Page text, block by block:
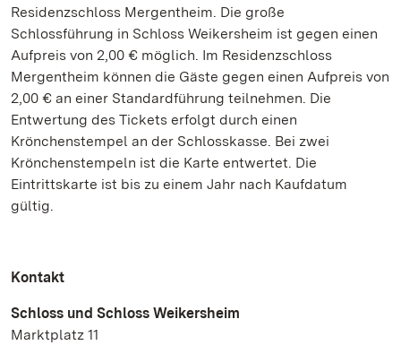
Residenzschloss Mergentheim. Die große
Schlossführung in Schloss Weikersheim ist gegen einen
Aufpreis von 2,00 € möglich. Im Residenzschloss
Mergentheim können die Gäste gegen einen Aufpreis von
2,00 € an einer Standardführung teilnehmen. Die
Entwertung des Tickets erfolgt durch einen
Krönchenstempel an der Schlosskasse. Bei zwei
Krönchenstempeln ist die Karte entwertet. Die
Eintrittskarte ist bis zu einem Jahr nach Kaufdatum
gültig.
Kontakt
Schloss und Schloss Weikersheim
Marktplatz 11